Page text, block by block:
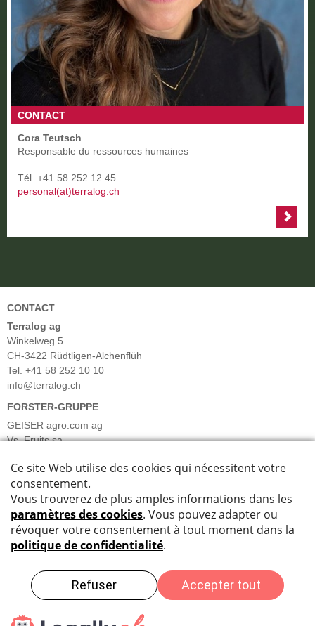
CONTACT
Cora Teutsch
Responsable du ressources humaines
Tél. +41 58 252 12 45
personal(at)terralog.ch
CONTACT
Terralog ag
Winkelweg 5
CH-3422 Rüdtligen-Alchenflüh
Tel. +41 58 252 10 10
info@terralog.ch
FORSTER-GRUPPE
GEISER agro.com ag
Vs. Fruits sa
Forster Salatgarten AG
Barmettler Gemüsekulturen AG
Bösiger Gemüsekulturen AG
INFORMATIONS
Plan du site
Impressum
Data Privacy
Désistement
© by GEISER agro.com ag /